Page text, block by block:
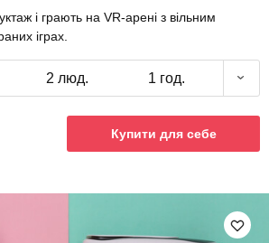
і грають на VR-арені з вільним
іграх.
2 люд. 1 год.
Купити для себе